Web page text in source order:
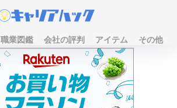
職業図鑑 会社の評判 アイテム その他